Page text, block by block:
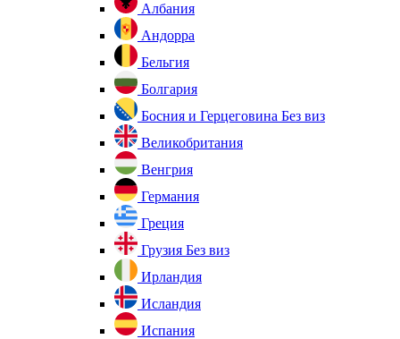
Албания
Андорра
Бельгия
Болгария
Босния и Герцеговина Без виз
Великобритания
Венгрия
Германия
Греция
Грузия Без виз
Ирландия
Исландия
Испания